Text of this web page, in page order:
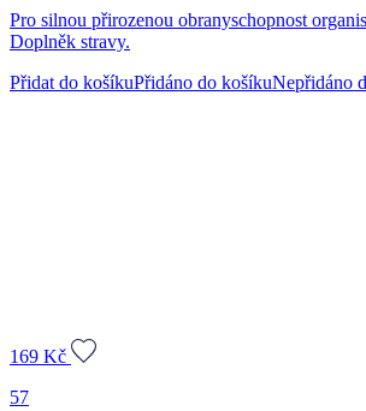
Pro silnou přirozenou obranyschopnost
Doplněk stravy.
Přidat do košíkuPřidáno do košíkuNepřidáno
169 Kč
57